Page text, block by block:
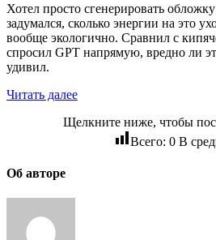
Хотел просто сгенерировать
задумался, сколько энергии на это
вообще экологично. Сравнил с
спросил GPT напрямую, вредно ли
удивил.
Читать далее
Щелкните ниже, чтобы
Всего: 0В
Об авторе